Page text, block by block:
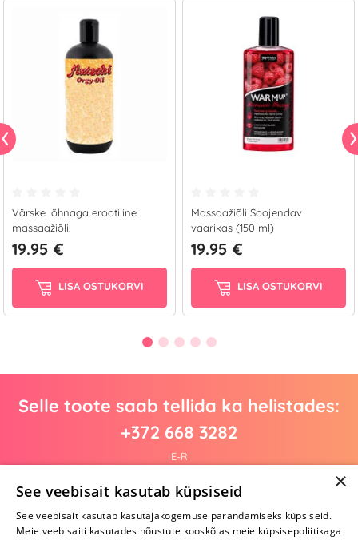
Värske lõhnaga erootiline
massaažiõli.
19.95 €
LISA OSTUKORVI
Massaažiõli Soojendav
vaarikas (150 ml)
19.95 €
LISA OSTUKORVI
Selle toote saab tellida ka helistades:
+372 668 3282
E-R
Arvustusi veel pole
Ole esimene!
×
See veebisait kasutab küpsiseid
See veebisait kasutab kasutajakogemuse parandamiseks küpsiseid.
Meie veebisaiti kasutades nõustute kooskõlas meie küpsisepoliitikaga